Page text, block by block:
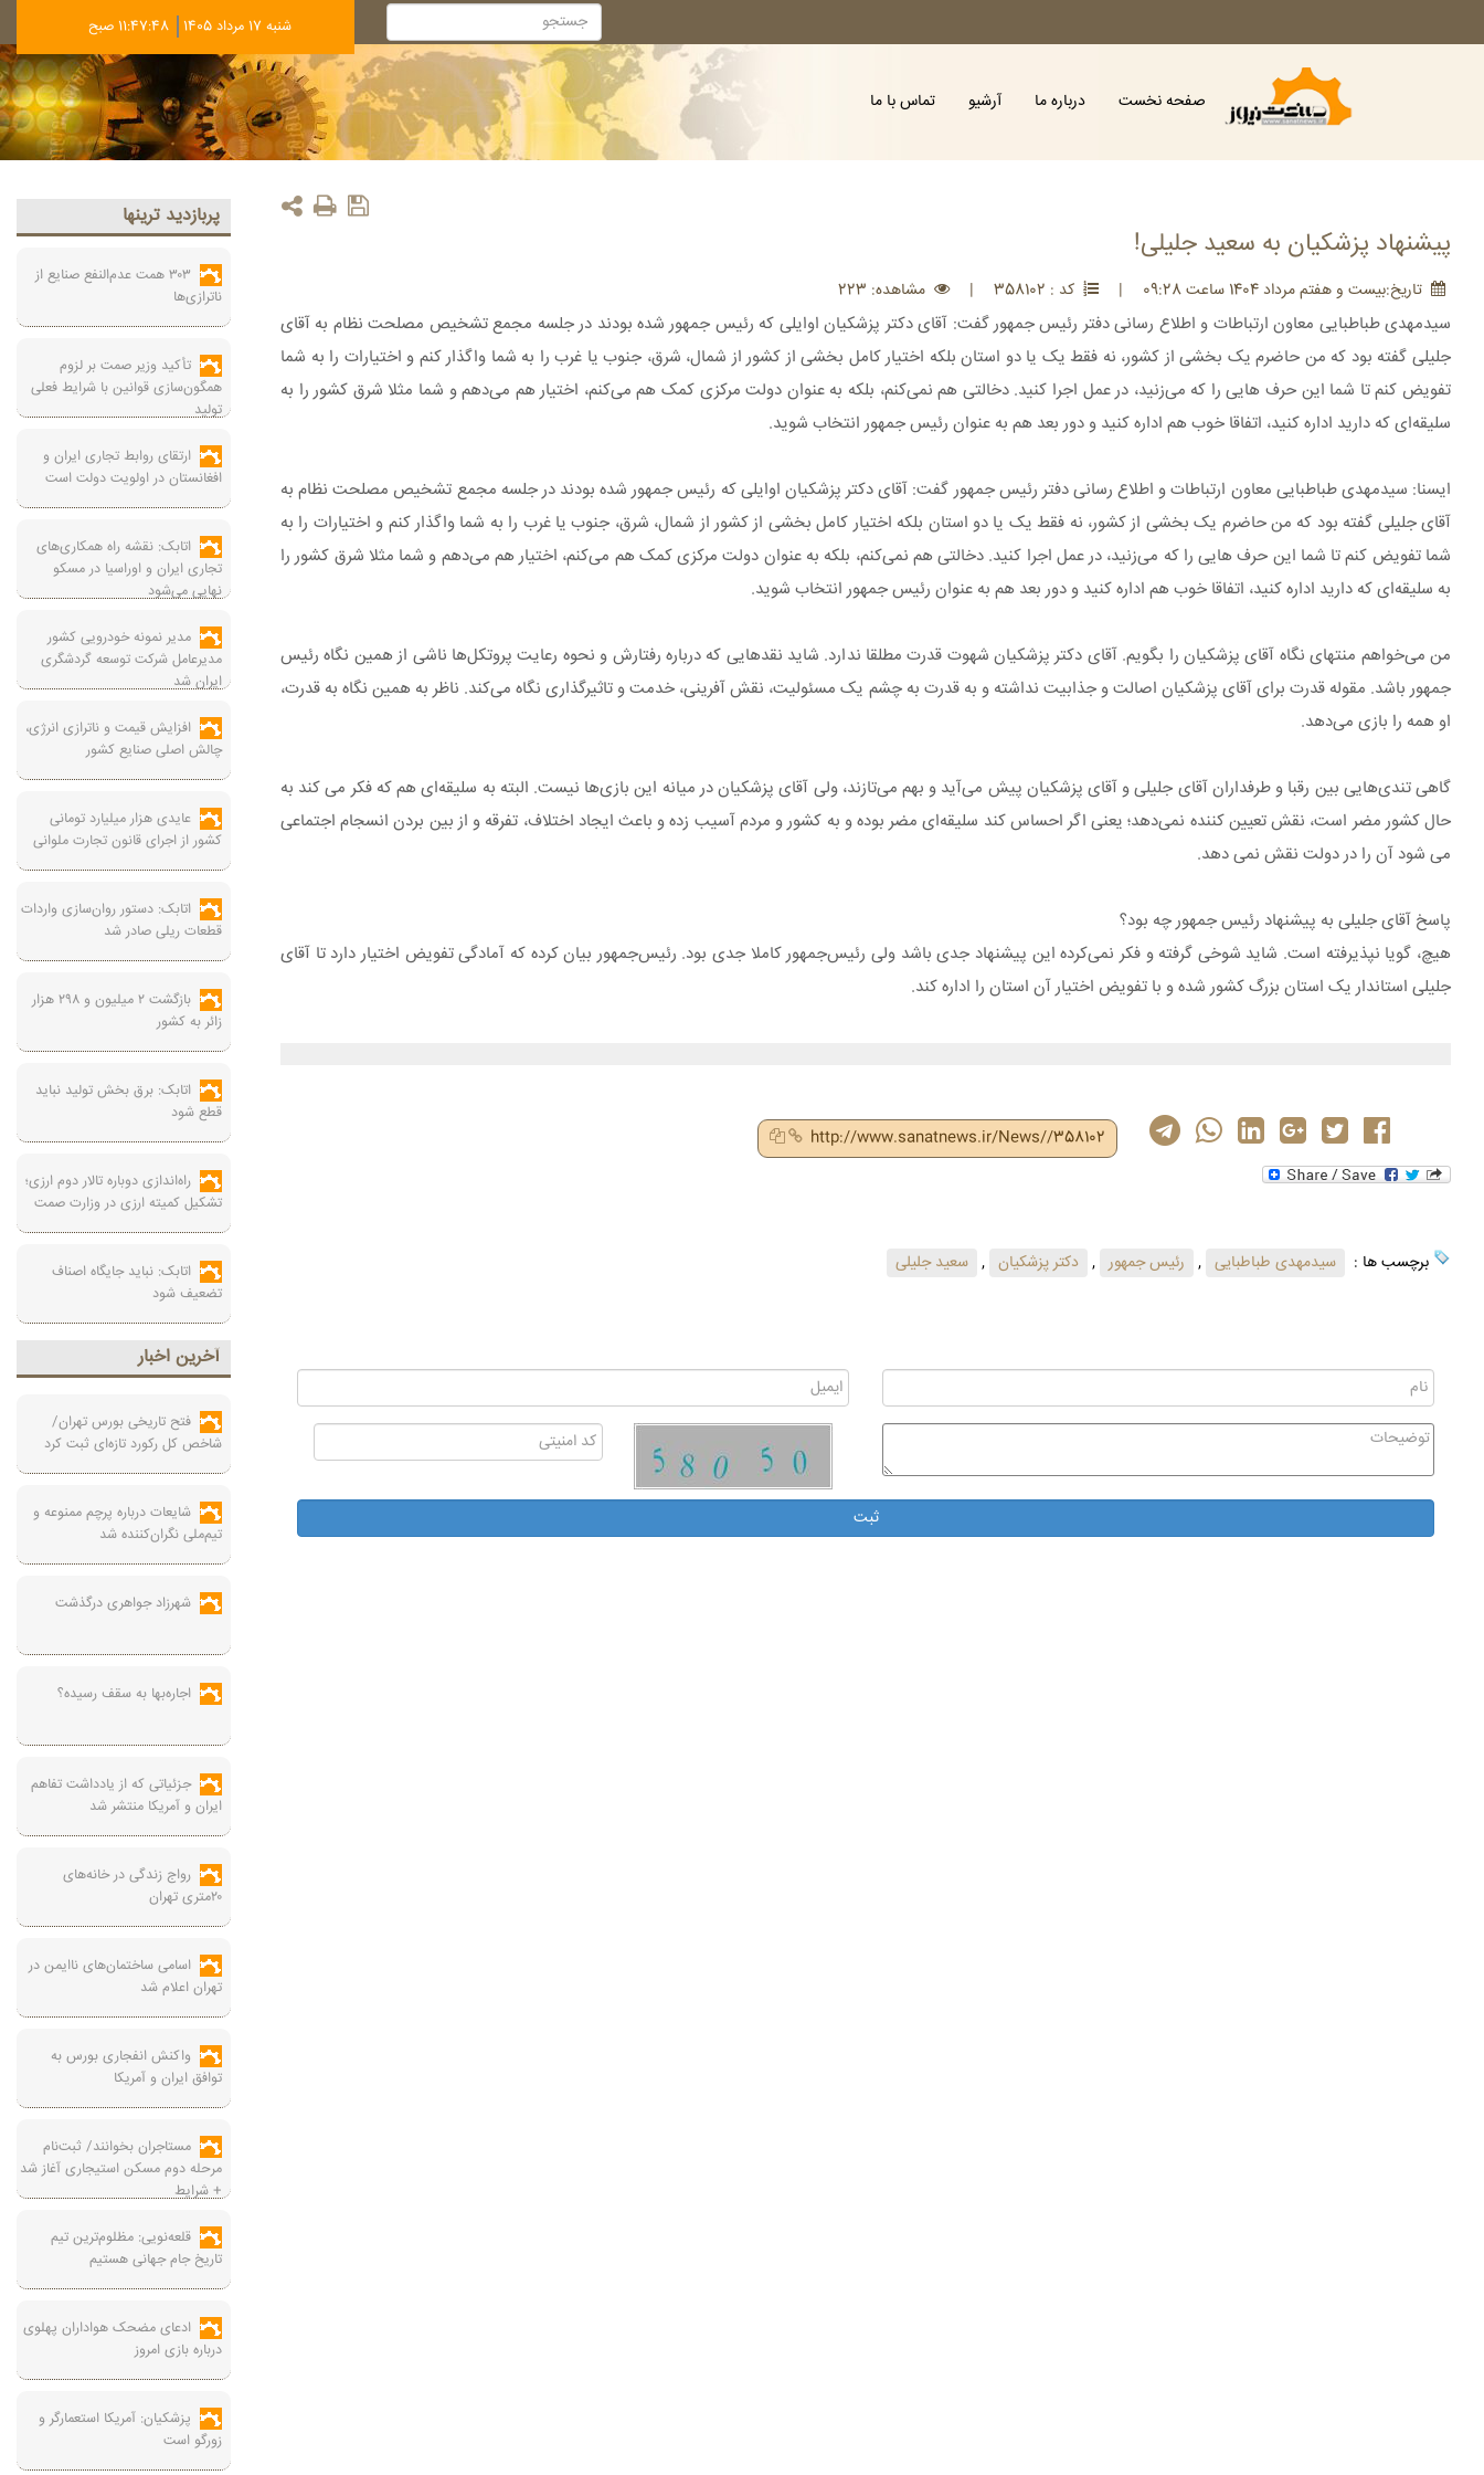
شنبه 17 مرداد 1405 11:47:49 صبح
صفحه نخست درباره ما آرشیو تماس با ما
پیشنهاد پزشکیان به سعید جلیلی!
تاريخ:بيست و هفتم مرداد 1404 ساعت 09:28 | کد : 358102 | مشاهده: 223
سیدمهدی طباطبایی معاون ارتباطات و اطلاع رسانی دفتر رئیس جمهور گفت: آقای دکتر پزشکیان اوایلی که رئیس جمهور شده بودند در جلسه مجمع تشخیص مصلحت نظام به آقای
جلیلی گفته بود که من حاضرم یک بخشی از کشور، نه فقط یک یا دو استان بلکه اختیار کامل بخشی از کشور از شمال، شرق، جنوب یا غرب را به شما واگذار کنم و اختیارات را به شما
تفویض کنم تا شما این حرف هایی را که می‌زنید، در عمل اجرا کنید. دخالتی هم نمی‌کنم، بلکه به عنوان دولت مرکزی کمک هم می‌کنم، اختیار هم می‌دهم و شما مثلا شرق کشور را به
سلیقه‌ای که دارید اداره کنید، اتفاقا خوب هم اداره کنید و دور بعد هم به عنوان رئیس جمهور انتخاب شوید.
ایسنا: سیدمهدی طباطبایی معاون ارتباطات و اطلاع رسانی دفتر رئیس جمهور گفت: آقای دکتر پزشکیان اوایلی که رئیس جمهور شده بودند در جلسه مجمع تشخیص مصلحت نظام به
آقای جلیلی گفته بود که من حاضرم یک بخشی از کشور، نه فقط یک یا دو استان بلکه اختیار کامل بخشی از کشور از شمال، شرق، جنوب یا غرب را به شما واگذار کنم و اختیارات را به
شما تفویض کنم تا شما این حرف هایی را که می‌زنید، در عمل اجرا کنید. دخالتی هم نمی‌کنم، بلکه به عنوان دولت مرکزی کمک هم می‌کنم، اختیار هم می‌دهم و شما مثلا شرق کشور را
به سلیقه‌ای که دارید اداره کنید، اتفاقا خوب هم اداره کنید و دور بعد هم به عنوان رئیس جمهور انتخاب شوید.
من می‌خواهم منتهای نگاه آقای پزشکیان را بگویم. آقای دکتر پزشکیان شهوت قدرت مطلقا ندارد. شاید نقدهایی که درباره رفتارش و نحوه رعایت پروتکل‌ها ناشی از همین نگاه رئیس
جمهور باشد. مقوله قدرت برای آقای پزشکیان اصالت و جذابیت نداشته و به قدرت به چشم یک مسئولیت، نقش آفرینی، خدمت و تاثیرگذاری نگاه می‌کند. ناظر به همین نگاه به قدرت،
او همه را بازی می‌دهد.
گاهی تندی‌هایی بین رقبا و طرفداران آقای جلیلی و آقای پزشکیان پیش می‌آید و بهم می‌تازند، ولی آقای پزشکیان در میانه این بازی‌ها نیست. البته به سلیقه‌ای هم که فکر می کند به
حال کشور مضر است، نقش تعیین کننده نمی‌دهد؛ یعنی اگر احساس کند سلیقه‌ای مضر بوده و به کشور و مردم آسیب زده و باعث ایجاد اختلاف، تفرقه و از بین بردن انسجام اجتماعی
می شود آن را در دولت نقش نمی دهد.
پاسخ آقای جلیلی به پیشنهاد رئیس جمهور چه بود؟
هیچ، گویا نپذیرفته است. شاید شوخی گرفته و فکر نمی‌کرده این پیشنهاد جدی باشد ولی رئیس‌جمهور کاملا جدی بود. رئیس‌جمهور بیان کرده که آمادگی تفویض اختیار دارد تا آقای
جلیلی استاندار یک استان بزرگ کشور شده و با تفویض اختیار آن استان را اداره کند.
http://www.sanatnews.ir/News//358102
برچسب ها : سیدمهدی طباطبایی , رئیس جمهور , دکتر پزشکیان , سعید جلیلی
پربازديد ترينها
۳۰۳ همت عدم‌النفع صنایع از
ناترازی‌ها
تأکید وزیر صمت بر لزوم
همگون‌سازی قوانین با شرایط فعلی
تولید
ارتقای روابط تجاری ایران و
افغانستان در اولویت دولت است
اتابک: نقشه راه همکاری‌های
تجاری ایران و اوراسیا در مسکو
نهایی می‌شود
مدیر نمونه خودرویی کشور
مدیرعامل شرکت توسعه گردشگری
ایران شد
افزایش قیمت و ناترازی انرژی،
چالش اصلی صنایع کشور
عایدی هزار میلیارد تومانی
کشور از اجرای قانون تجارت ملوانی
اتابک: دستور روان‌سازی واردات
قطعات ریلی صادر شد
بازگشت ۲ میلیون و ۲۹۸ هزار
زائر به کشور
اتابک: برق بخش تولید نباید
قطع شود
راه‌اندازی دوباره تالار دوم ارزی؛
تشکیل کمیته ارزی در وزارت صمت
اتابک: نباید جایگاه اصناف
تضعیف شود
آخرين اخبار
فتح تاریخی بورس تهران/
شاخص کل رکورد تازه‌ای ثبت کرد
شایعات درباره پرچم ممنوعه و
تیم‌ملی نگران‌کننده شد
شهرزاد جواهری درگذشت
اجاره‌بها به سقف رسیده؟
جزئیاتی که از یادداشت تفاهم
ایران و آمریکا منتشر شد
رواج زندگی در خانه‌های
۲۰متری تهران
اسامی ساختمان‌های ناایمن در
تهران اعلام شد
واکنش انفجاری بورس به
توافق ایران و آمریکا
مستاجران بخوانند/ ثبت‌نام
مرحله دوم مسکن استیجاری آغاز شد
+ شرایط
قلعه‌نویی: مظلوم‌ترین تیم
تاریخ جام جهانی هستیم
ادعای مضحک هواداران پهلوی
درباره بازی امروز
پزشکیان: آمریکا استعمارگر و
زورگو است